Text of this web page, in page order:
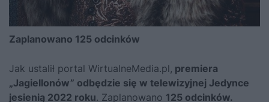
Zaplanowano 125 odcinków
Jak ustalił portal WirtualneMedia.pl, premiera
„Jagiellonów” odbędzie się w telewizyjnej Jedynce
jesienią 2022 roku. Zaplanowano 125 odcinków.